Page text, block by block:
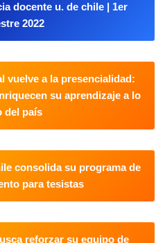
docente u. de chile | 1er
2022
vuelve a la presencialidad:
su aprendizaje a lo
del país
consolida su programa de
para tesistas
reforzar su equipo de